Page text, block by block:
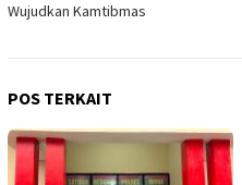
Wujudkan Kamtibmas
POS TERKAIT